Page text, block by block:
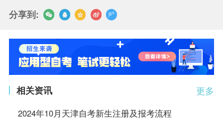
分享到:
更多
相关资讯
2024年10月天津自考新生注册及报考流程